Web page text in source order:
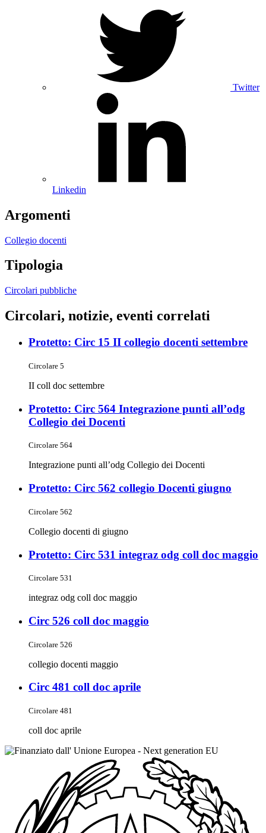
Twitter
Linkedin
Argomenti
Collegio docenti
Tipologia
Circolari pubbliche
Circolari, notizie, eventi correlati
Protetto: Circ 15 II collegio docenti settembre
Circolare 5
II coll doc settembre
Protetto: Circ 564 Integrazione punti all’odg
Collegio dei Docenti
Circolare 564
Integrazione punti all’odg Collegio dei Docenti
Protetto: Circ 562 collegio Docenti giugno
Circolare 562
Collegio docenti di giugno
Protetto: Circ 531 integraz odg coll doc maggio
Circolare 531
integraz odg coll doc maggio
Circ 526 coll doc maggio
Circolare 526
collegio docenti maggio
Circ 481 coll doc aprile
Circolare 481
coll doc aprile